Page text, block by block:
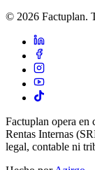
© 2026 Factuplan.
Factuplan opera
Rentas Internas
legal, contable ni